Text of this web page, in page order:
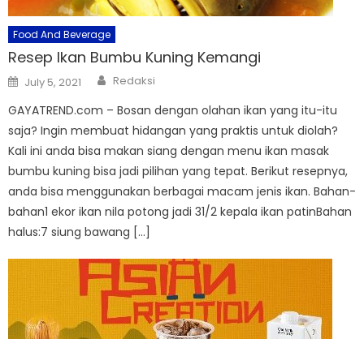
Food And Beverage
Resep Ikan Bumbu Kuning Kemangi
Posted
on
July 5, 2021 Author
Redaksi
GAYATREND.com – Bosan dengan olahan ikan yang itu-itu
saja? Ingin membuat hidangan yang praktis untuk diolah?
Kali ini anda bisa makan siang dengan menu ikan masak
bumbu kuning bisa jadi pilihan yang tepat. Berikut resepnya,
anda bisa menggunakan berbagai macam jenis ikan. Bahan-
bahan1 ekor ikan nila potong jadi 31/2 kepala ikan patinBahan
halus:7 siung bawang […]